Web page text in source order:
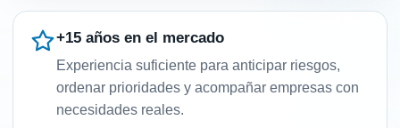
+15 años en el mercado
Experiencia suficiente para anticipar riesgos,
ordenar prioridades y acompañar empresas con
necesidades reales.